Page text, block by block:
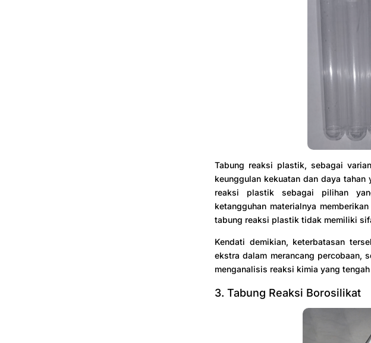
Tabung reaksi plastik, sebagai
keunggulan kekuatan dan daya
reaksi plastik sebagai pilihan
ketangguhan materialnya
tabung reaksi plastik tidak memiliki
Kendati demikian, keterbatasan
ekstra dalam merancang percobaan,
menganalisis reaksi kimia yang
3. Tabung Reaksi Borosilikat